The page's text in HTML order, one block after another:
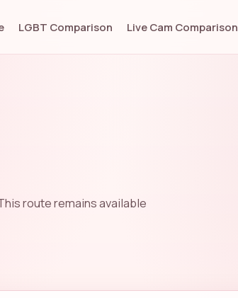
LGBT Comparison Live Cam Comparison
route remains available